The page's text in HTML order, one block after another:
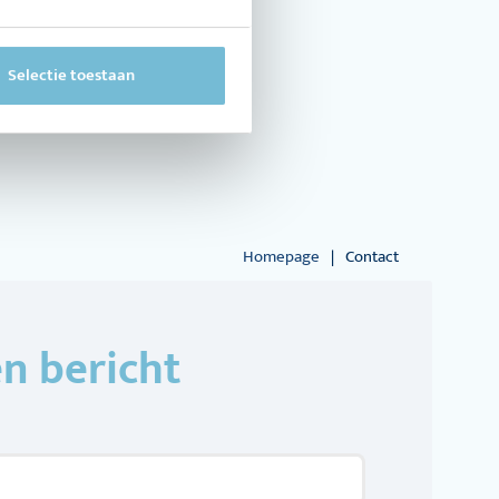
Selectie toestaan
Homepage | Contact
bericht